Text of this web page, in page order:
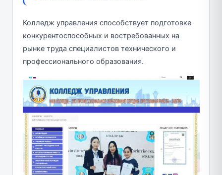
Колледж управления способствует подготовке
конкурентоспособных и востребованных на
рынке труда специалистов технического и
профессионального образования.